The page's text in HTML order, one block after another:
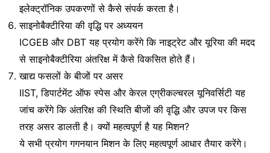
इलेक्ट्रॉनिक उपकरणों से कैसे संपर्क करता है।
साइनोबैक्टीरिया की वृद्धि पर अध्ययन
ICGEB और DBT यह प्रयोग करेंगे कि नाइट्रेट और यूरिया की मदद
से साइनोबैक्टीरिया अंतरिक्ष में कैसे विकसित होते हैं।
खाद्य फसलों के बीजों पर असर
IIST, डिपार्टमेंट ऑफ स्पेस और केरल एग्रीकल्चरल यूनिवर्सिटी यह
जांच करेंगे कि अंतरिक्ष की स्थिति बीजों की वृद्धि और उपज पर किस
तरह असर डालती है। क्यों महत्वपूर्ण है यह मिशन?
ये सभी प्रयोग गगनयान मिशन के लिए महत्वपूर्ण आधार तैयार करेंगे।